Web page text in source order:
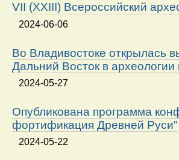
VII (XXIII) Всероссийский
2024-06-06
Во Владивостоке открылась
Дальний Восток в
2024-05-27
Опубликована программа
фортификация Древней Руси"
2024-05-22